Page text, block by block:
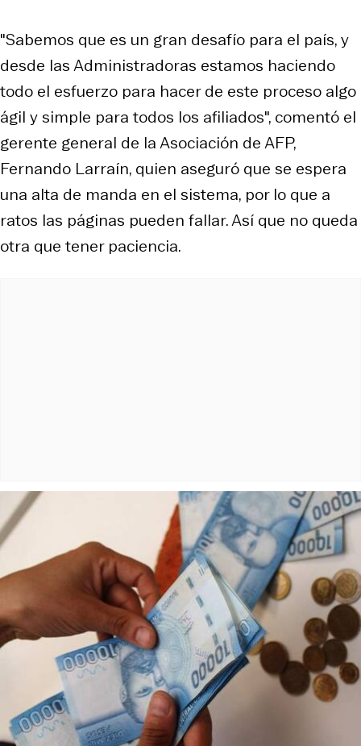
"Sabemos que es un gran desafío para el país, y
desde las Administradoras estamos haciendo
todo el esfuerzo para hacer de este proceso algo
ágil y simple para todos los afiliados", comentó el
gerente general de la Asociación de AFP,
Fernando Larraín, quien aseguró que se espera
una alta de manda en el sistema, por lo que a
ratos las páginas pueden fallar. Así que no queda
otra que tener paciencia.